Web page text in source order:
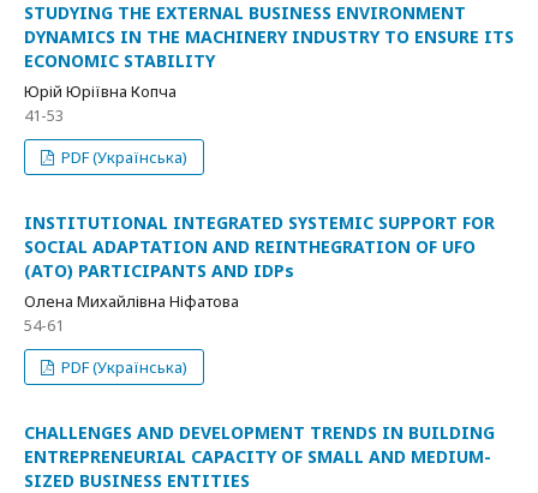
STUDYING THE EXTERNAL BUSINESS ENVIRONMENT
DYNAMICS IN THE MACHINERY INDUSTRY TO ENSURE ITS
ECONOMIC STABILITY
Юрій Юріївна Копча
41-53
PDF (Українська)
INSTITUTIONAL INTEGRATED SYSTEMIC SUPPORT FOR
SOCIAL ADAPTATION AND REINTHEGRATION OF UFO
(ATO) PARTICIPANTS AND IDPs
Олена Михайлівна Ніфатова
54-61
PDF (Українська)
CHALLENGES AND DEVELOPMENT TRENDS IN BUILDING
ENTREPRENEURIAL CAPACITY OF SMALL AND MEDIUM-
SIZED BUSINESS ENTITIES